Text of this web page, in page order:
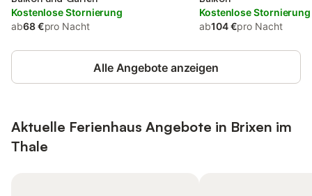
Kostenlose Stornierung
ab68 €pro Nacht
Kostenlose Stornierung
ab104 €pro Nacht
Alle Angebote anzeigen
Aktuelle Ferienhaus Angebote in Brixen im
Thale